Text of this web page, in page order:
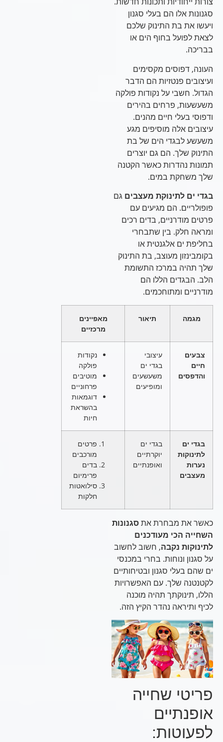
סגנונות אלו הם בעלי סגנון
ויעשו את בת התינוק שלכם
לצאת לפועל בחוף הים או
בבריכה.
העונה, דפוסים מקסימים
ועיצובים פנטזיות הם הדבר
הגדול. חשבי על נקודות פולקה
משעשעות, פרחים בהירים
ודפוסי בעלי חיים מהנים.
עיצובים אלה מוסיפים מגע
משעשע לבגדי הים של בת
התינוק שלך. הם גם יוצרים
תמונות נהדרות כאשר הקטנה
שלך משחקת במים.
בגדי ים לתינוקת מעצביםגם
פופולריים. הם מגיעים עם
פרטים מודרניים, בדים רכים
ומראה חלק. בין שתבחרי
בחליפת ים אלגנטית או
בקומבינזון מעוצב, בת התינוק
שלך תהיה במרכז התשומת
הלב. הבגדים הללו הם
מודרניים ומתוחכמים.
מגמה תיאור
מאפיינים
מרכזיים
צבעים
חיים
והדפסים
עיצובי
בגדי ים
משעשעים
ומופיעים
נקודות
פולקה
מוטיבים
פרחוניים
דוגמאות
בהשראת
חיות
בגדי ים
לתינוקות
נערות
מעצבים
בגדי ים
יוקרתיים
ואופנתיים
פרטים
מורכבים
בדים
פרימיום
סילואטות
חלקות
כאשר את מבחרת אתסגנונות
השחייה הכי מעודכנים
לתינוקות נקבה, חשוב לחשוב
על סגנון ונוחות. בחרי במכנסי
ים שהם בעלי סגנון ובטיחותיים
לקטנטנה שלך. עם האפשרויות
הללו, תינוקתך תהיה מוכנה
לכיף ותיראה נהדר הקיץ הזה.
פריטי שחייה
אופנתיים
לפעוטות: